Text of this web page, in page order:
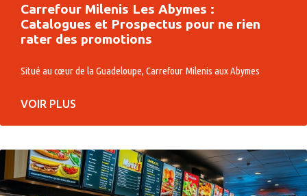
Carrefour Milenis Les Abymes :
Catalogues et Prospectus pour ne rien
rater des promotions
Situé au cœur de la Guadeloupe, Carrefour Milenis aux Abymes
VOIR PLUS